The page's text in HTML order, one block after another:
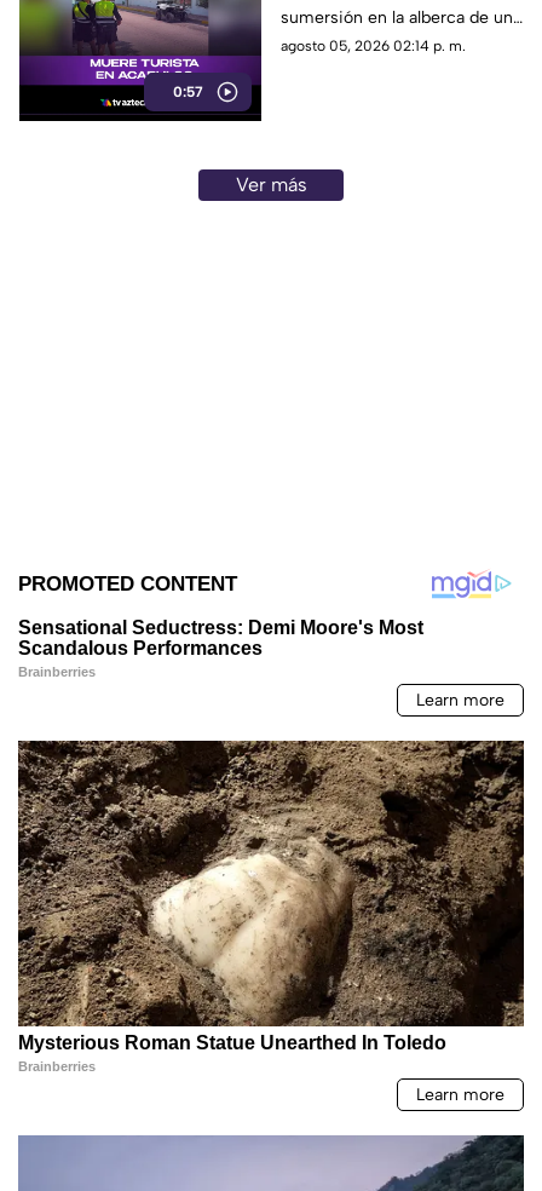
0:57
sumersión en la alberca de un
hospedaje ubicado sobre la
agosto 05, 2026 02:14 p. m.
Ver más